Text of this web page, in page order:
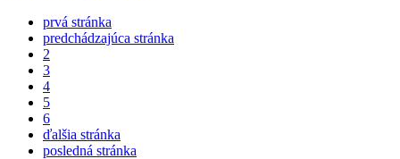
prvá stránka
predchádzajúca stránka
2
3
4
5
6
ďalšia stránka
posledná stránka